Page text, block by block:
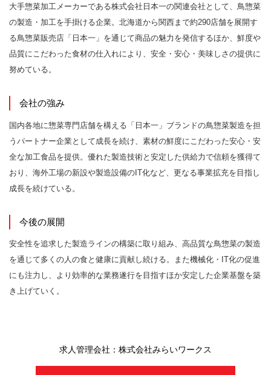
大手惣菜加工メーカーである株式会社日本一の関連会社として、鳥惣菜
の製造・加工を手掛ける企業。北海道から関西まで約290店舗を展開す
る鳥惣菜販売店「日本一」を通じて商品の魅力を発信するほか、鮮度や
品質にこだわった食材の仕入れにより、安全・安心・美味しさの提供に
努めている。
会社の強み
国内各地に惣菜専門店舗を構える「日本一」ブランドの鳥惣菜製造を担
うパートナー企業として成長を続け、素材の鮮度にこだわった安心・安
全な加工食品を提供。優れた製造技術と安定した供給力で信頼を獲得て
おり、海外工場の新設や製造設備のIT化など、更なる事業拡充を目指し
成長を続けている。
今後の展開
安全性を追求した製造ラインの構築に取り組み、高品質な鳥惣菜の製造
を通じて多くの人の食と健康に貢献し続ける。また機械化・IT化の促進
にも注力し、より効率的な業務遂行を目指すほか安定した企業基盤を築
き上げていく。
求人管理会社：株式会社みらいワークス